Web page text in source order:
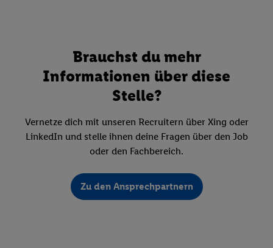
Brauchst du mehr
Informationen über diese
Stelle?
Vernetze dich mit unseren Recruitern über Xing oder
LinkedIn und stelle ihnen deine Fragen über den Job
oder den Fachbereich.
Zu den Ansprechpartnern